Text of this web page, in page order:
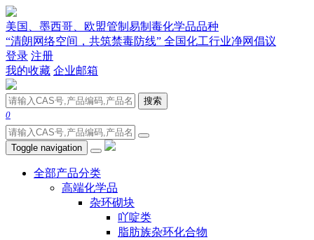
美国、墨西哥、欧盟管制易制毒化学品品种
“清朗网络空间，共筑禁毒防线” 全国化工行业净网倡议
登录 注册
我的收藏 企业邮箱
搜索
0
Toggle navigation
全部产品分类
高端化学品
杂环砌块
吖啶类
脂肪族杂环化合物